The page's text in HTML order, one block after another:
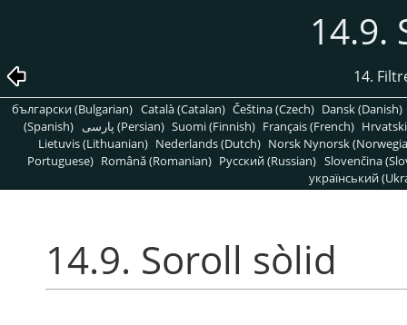
14.9.
14.
български (Bulgarian) Català (Catalan) Čeština (Czech) Dansk (Danish)
(Spanish)
پارسی (Persian) Suomi (Finnish) Français (French)
Lietuvis (Lithuanian) Nederlands (Dutch) Norsk Nynorsk
Portuguese) Română (Romanian) Pусский (Russian) Slovenčina
український
14.9. Soroll sòlid